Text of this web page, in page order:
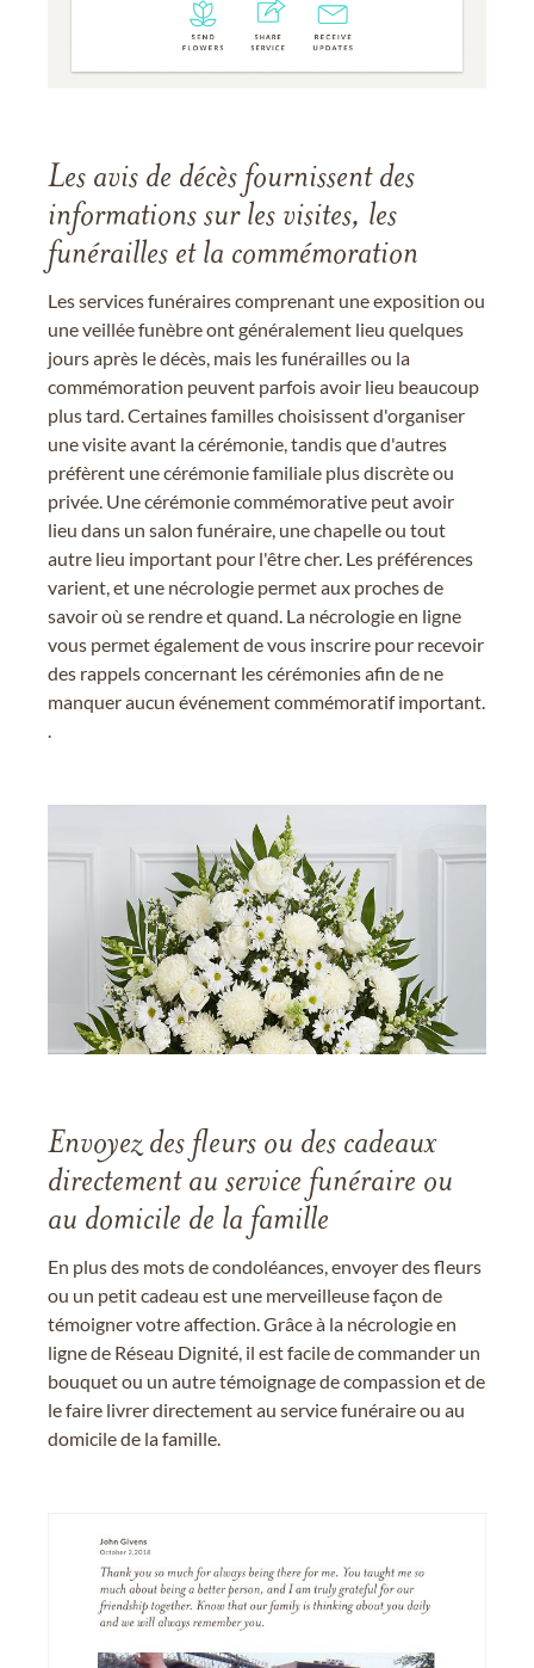
Les avis de décès fournissent des
informations sur les visites, les
funérailles et la commémoration
Les services funéraires comprenant une exposition ou
une veillée funèbre ont généralement lieu quelques
jours après le décès, mais les funérailles ou la
commémoration peuvent parfois avoir lieu beaucoup
plus tard. Certaines familles choisissent d'organiser
une visite avant la cérémonie, tandis que d'autres
préfèrent une cérémonie familiale plus discrète ou
privée. Une cérémonie commémorative peut avoir
lieu dans un salon funéraire, une chapelle ou tout
autre lieu important pour l'être cher. Les préférences
varient, et une nécrologie permet aux proches de
savoir où se rendre et quand. La nécrologie en ligne
vous permet également de vous inscrire pour recevoir
des rappels concernant les cérémonies afin de ne
manquer aucun événement commémoratif important.
Envoyez des fleurs ou des cadeaux
directement au service funéraire ou
au domicile de la famille
En plus des mots de condoléances, envoyer des fleurs
ou un petit cadeau est une merveilleuse façon de
témoigner votre affection. Grâce à la nécrologie en
ligne de Réseau Dignité, il est facile de commander un
bouquet ou un autre témoignage de compassion et de
le faire livrer directement au service funéraire ou au
domicile de la famille.